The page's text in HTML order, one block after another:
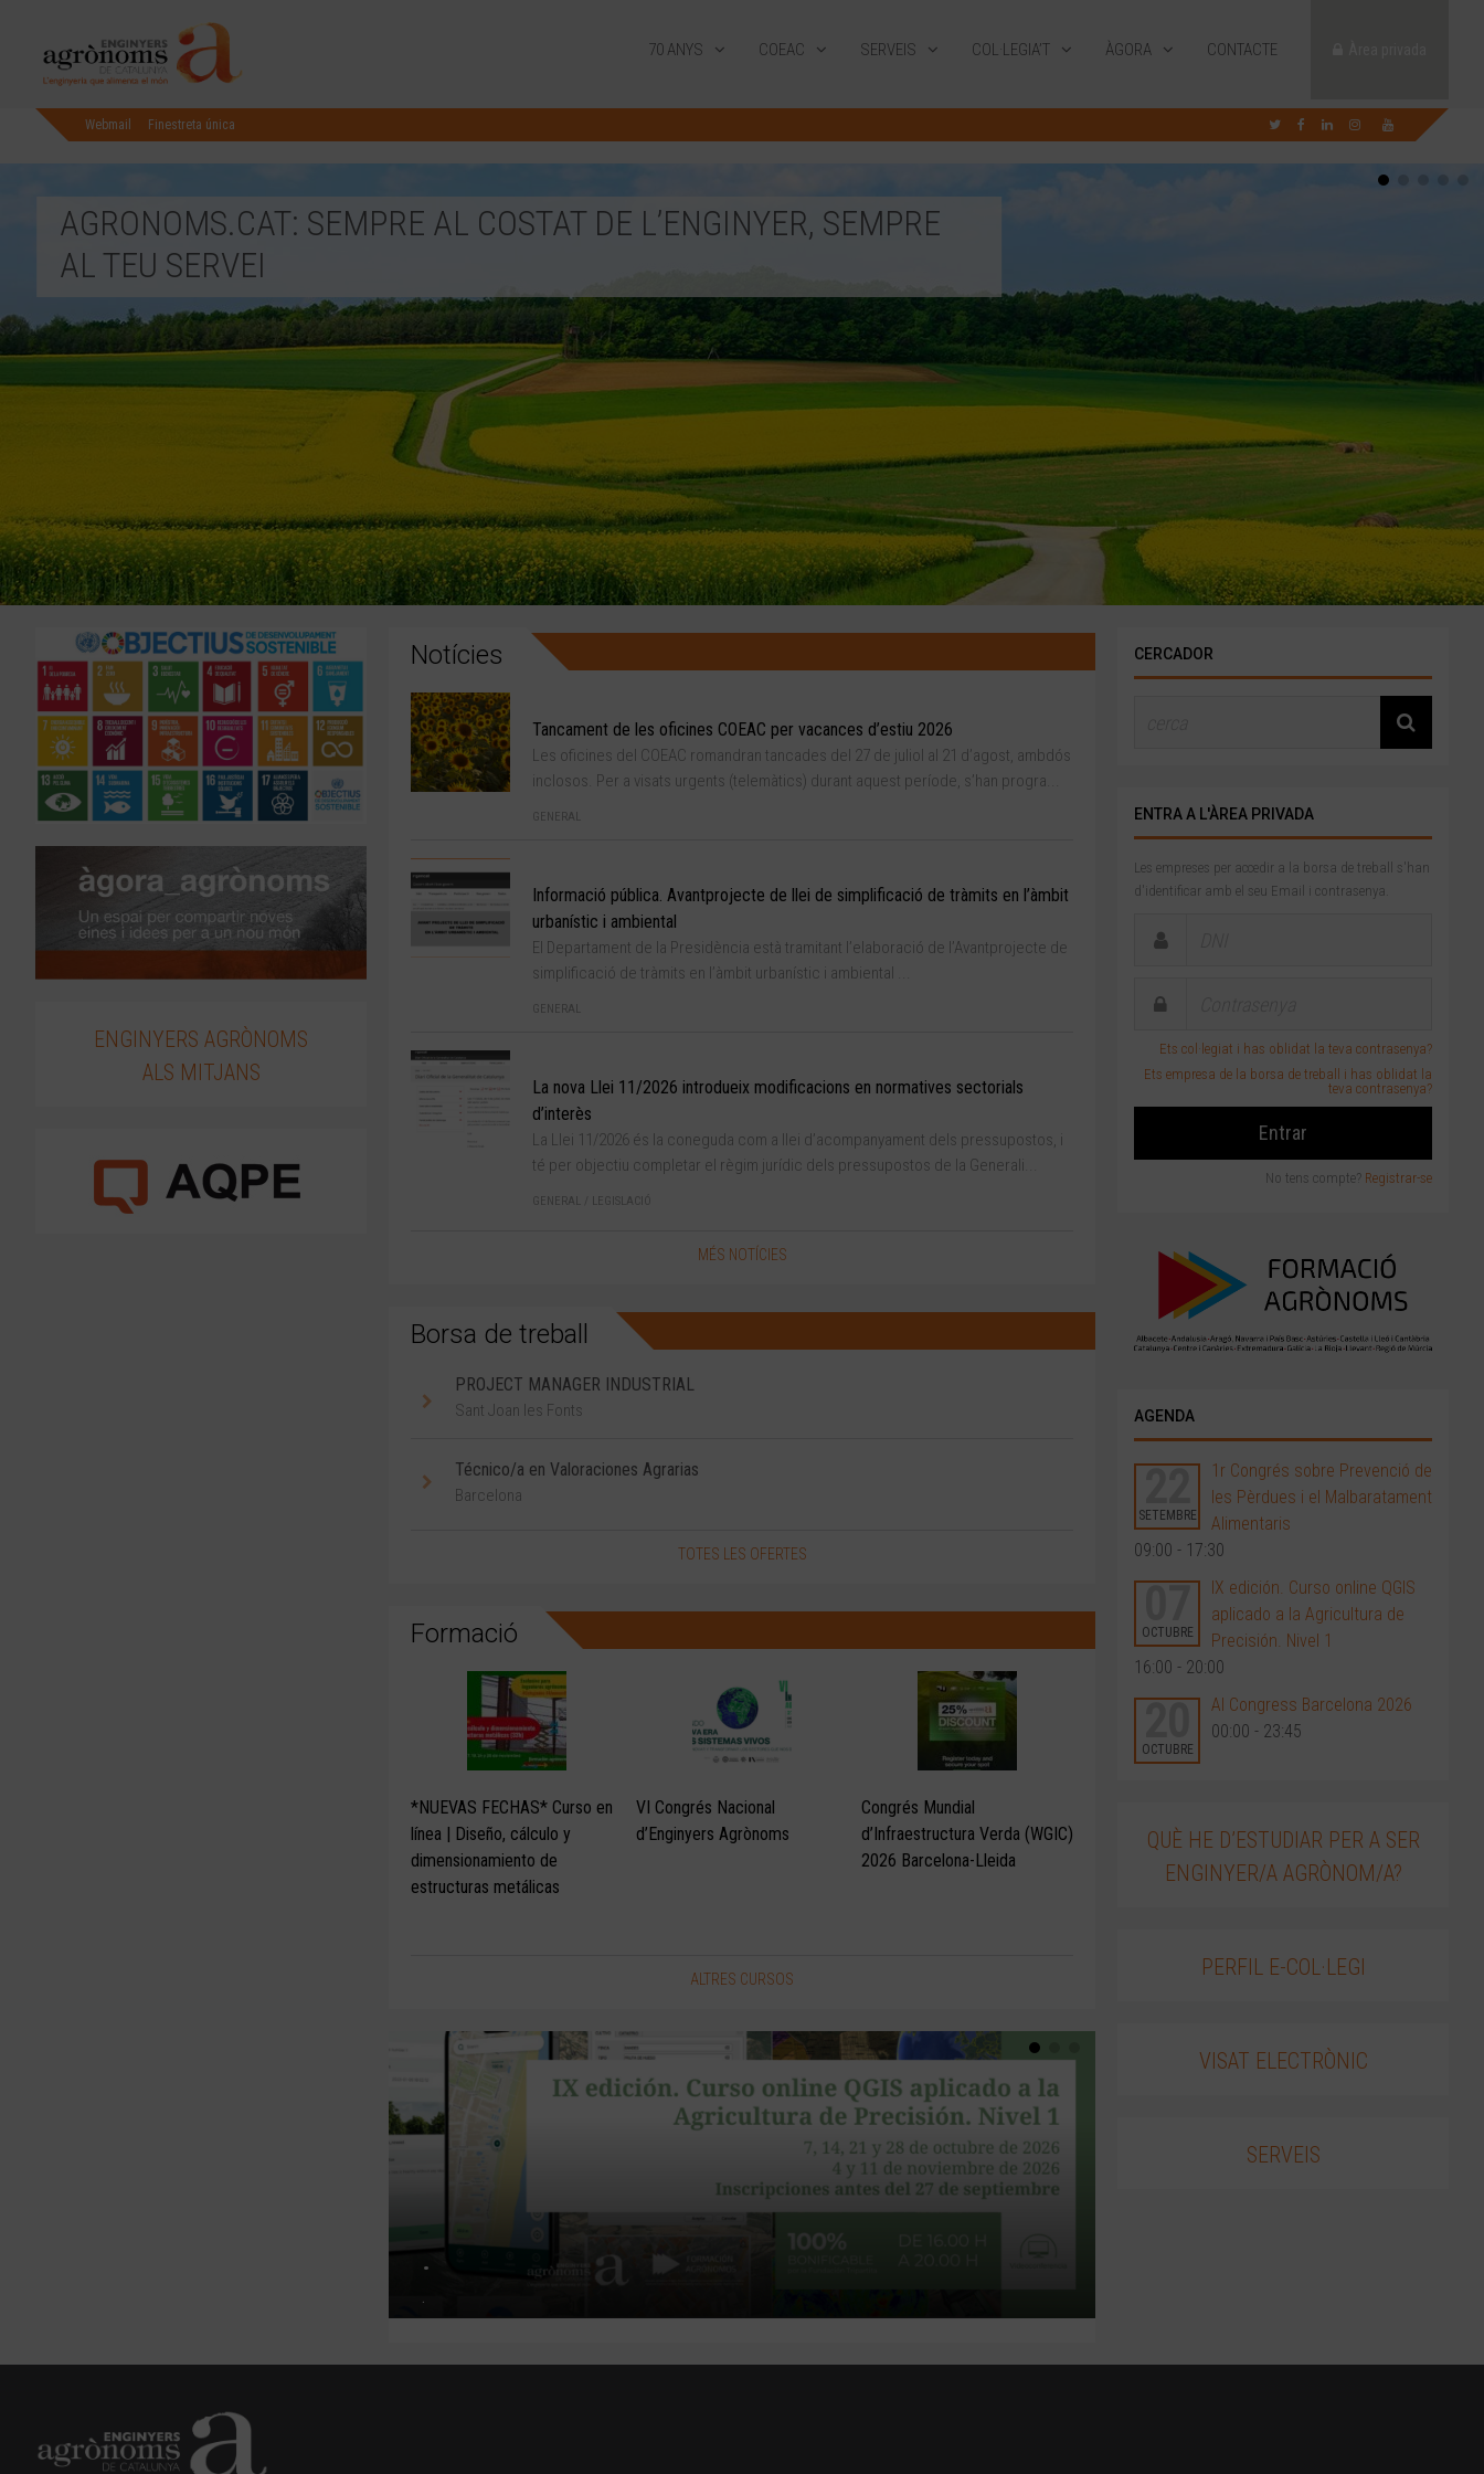
70 ANYS COEAC SERVEIS COL·LEGIA’T ÀGORA CONTACTE
Webmail Finestreta única
AGRONOMS.CAT: SEMPRE AL COSTAT DE L’ENGINYER, SEMPRE
AL TEU SERVEI
Notícies
Tancament de les oficines COEAC per vacances d’estiu 2026
Les oficines del COEAC romandran tancades del 27 de juliol al 21 d’agost, ambdós
inclosos. Per a visats urgents (telemàtics) durant aquest període, s’han progra...
GENERAL
Informació pública. Avantprojecte de llei de simplificació de tràmits en l’àmbit
urbanístic i ambiental
El Departament de la Presidència està tramitant l’elaboració de l’Avantprojecte de
simplificació de tràmits en l’àmbit urbanístic i ambiental ...
GENERAL
La nova Llei 11/2026 introdueix modificacions en normatives sectorials
d’interès
La Llei 11/2026 és la coneguda com a llei d’acompanyament dels pressupostos, i
té per objectiu completar el règim jurídic dels pressupostos de la Generali...
GENERAL LEGISLACIÓ
MÉS NOTÍCIES
Borsa de treball
PROJECT MANAGER INDUSTRIAL
Sant Joan les Fonts
Técnico/a en Valoraciones Agrarias
Barcelona
TOTES LES OFERTES
Formació
*NUEVAS FECHAS* Curso en
línea | Diseño, cálculo y
dimensionamiento de
estructuras metálicas
VI Congrés Nacional
d’Enginyers Agrònoms
Congrés Mundial
d’Infraestructura Verda (WGIC)
2026 Barcelona-Lleida
ALTRES CURSOS
.
ENGINYERS AGRÒNOMS
ALS MITJANS
CERCADOR
ENTRA A L'ÀREA PRIVADA
Les empreses per accedir a la borsa de treball s'han
d'identificar amb el seu Email i contrasenya.
Ets col·legiat i has oblidat la teva contrasenya?
Ets empresa de la borsa de treball i has oblidat la
teva contrasenya?
No tens compte? Registrar-se
AGENDA
SETEMBRE
1r Congrés sobre Prevenció de
les Pèrdues i el Malbaratament
Alimentaris
09:00 - 17:30
OCTUBRE
IX edición. Curso online QGIS
aplicado a la Agricultura de
Precisión. Nivel 1
16:00 - 20:00
OCTUBRE
AI Congress Barcelona 2026
00:00 - 23:45
QUÈ HE D’ESTUDIAR PER A SER
ENGINYER/A AGRÒNOM/A?
PERFIL E-COL·LEGI
VISAT ELECTRÒNIC
SERVEIS